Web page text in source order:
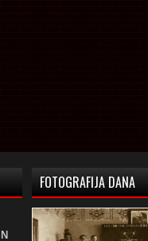
N
FOTOGRAFIJA DANA